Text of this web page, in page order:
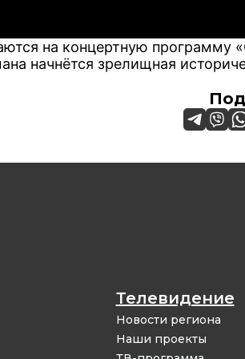
на концертную программу
начнётся зрелищная
Телевидение
Новости региона
Наши проекты